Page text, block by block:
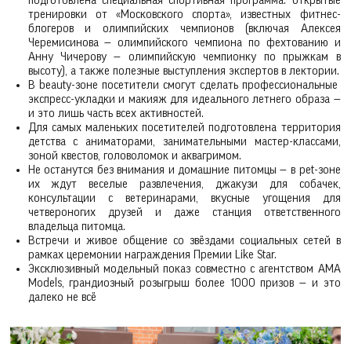
тренировки от «Московского спорта», известных фитнес-
блогеров и олимпийских чемпионов (включая Алексея
Черемисинова — олимпийского чемпиона по фехтованию и
Анну Чичерову — олимпийскую чемпионку по прыжкам в
высоту), а также полезные выступления экспертов в лектории.
В beauty-зоне посетители смогут сделать профессиональные
экспресс-укладки и макияж для идеального летнего образа —
и это лишь часть всех активностей.
Для самых маленьких посетителей подготовлена территория
детства с аниматорами, занимательными мастер-классами,
зоной квестов, головоломок и аквагримом.
Не останутся без внимания и домашние питомцы — в pet-зоне
их ждут веселые развлечения, джакузи для собачек,
консультации с ветеринарами, вкусные угощения для
четвероногих друзей и даже станция ответственного
владельца питомца.
Встречи и живое общение со звёздами социальных сетей в
рамках церемонии награждения Премии Like Star.
Эксклюзивный модельный показ совместно с агентством AMA
Models, грандиозный розыгрыш более 1000 призов — и это
далеко не всё